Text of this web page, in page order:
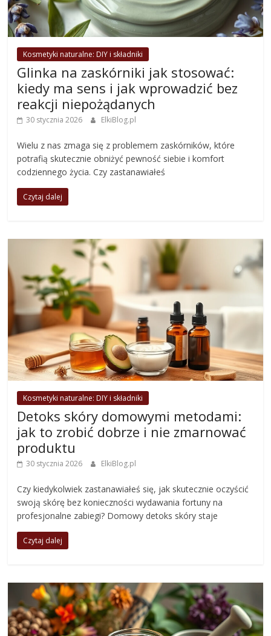
Kosmetyki naturalne: DIY i składniki
Glinka na zaskórniki jak stosować:
kiedy ma sens i jak wprowadzić bez
reakcji niepożądanych
30 stycznia 2026 ElkiBlog.pl
Wielu z nas zmaga się z problemem zaskórników, które
potrafią skutecznie obniżyć pewność siebie i komfort
codziennego życia. Czy zastanawiałeś
Czytaj dalej
Kosmetyki naturalne: DIY i składniki
Detoks skóry domowymi metodami:
jak to zrobić dobrze i nie zmarnować
produktu
30 stycznia 2026 ElkiBlog.pl
Czy kiedykolwiek zastanawiałeś się, jak skutecznie oczyścić
swoją skórę bez konieczności wydawania fortuny na
profesjonalne zabiegi? Domowy detoks skóry staje
Czytaj dalej